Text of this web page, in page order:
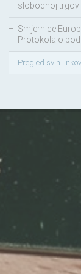
slobodnoj
– Smjernice
Protokola o
Pregled svih